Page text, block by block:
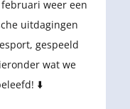
weer een
uitdagingen
gespeeld
wat we
⬇️